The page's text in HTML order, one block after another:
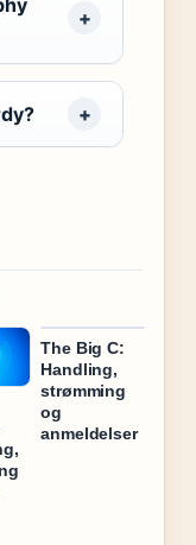
The Big C:
Handling,
strømming
og
anmeldelser